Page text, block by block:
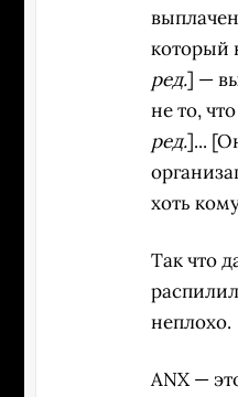
который
ред.] —
не то,
ред.]...
хоть
Так что
неплохо.
ANX —